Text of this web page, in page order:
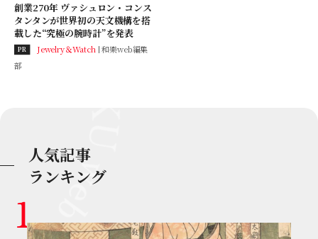
創業270年 ヴァシュロン・コンス
タンタンが世界初の天文機構を搭
載した“究極の腕時計”を発表
PR Jewelry＆Watch 和樂web編集
部
人気記事
ランキング